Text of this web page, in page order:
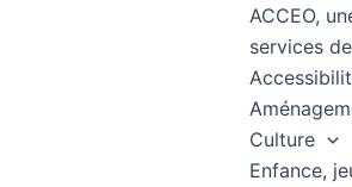
ACCEO,
services
Culture
Enfance,